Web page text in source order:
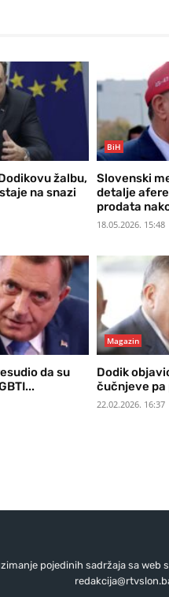
žalbu,
na snazi
BiH
Slovenski
detalje
prodata
18.05.2026. 15:48
da su
Magazin
Dodik
čučnjeve pa
22.02.2026. 16:37
pojedinih sadržaja sa